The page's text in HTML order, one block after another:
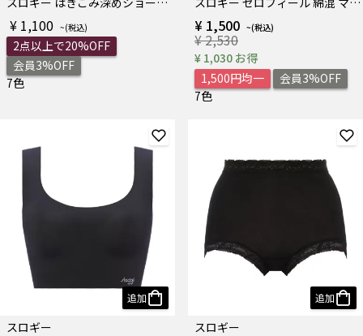
¥ 1,100
2点以上で20%OFF
会員3%OFF
7色
¥ 1,500
¥ 2,530
¥ 1,030 お得
1,500円均一
会員3%OFF
7色
追加
スロギー
追加
スロギー